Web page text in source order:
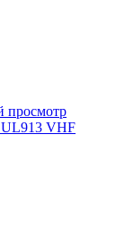
просмотр
UL913 VHF